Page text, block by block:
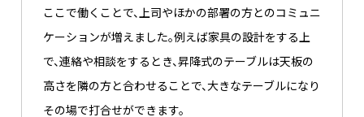
ここで働くことで、上司やほかの部署の方とのコミュニ
ケーションが増えました。例えば家具の設計をする上
で、連絡や相談をするとき、昇降式のテーブルは天板の
高さを隣の方と合わせることで、大きなテーブルになり
その場で打合せができます。